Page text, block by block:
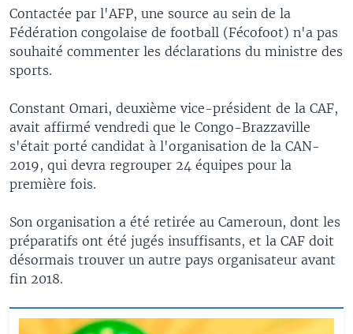
Contactée par l'AFP, une source au sein de la
Fédération congolaise de football (Fécofoot) n'a pas
souhaité commenter les déclarations du ministre des
sports.
Constant Omari, deuxième vice-président de la CAF,
avait affirmé vendredi que le Congo-Brazzaville
s'était porté candidat à l'organisation de la CAN-
2019, qui devra regrouper 24 équipes pour la
première fois.
Son organisation a été retirée au Cameroun, dont les
préparatifs ont été jugés insuffisants, et la CAF doit
désormais trouver un autre pays organisateur avant
fin 2018.